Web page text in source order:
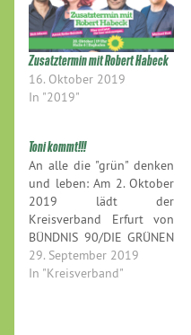
Zusatztermin mit Robert Habeck
16. Oktober 2019
In "2019"
Toni kommt!!!
An alle die "grün" denken
und leben: Am 2. Oktober
2019 lädt der
Kreisverband Erfurt von
BÜNDNIS 90/DIE GRÜNEN
von 16.00-17.00 Uhr zu
einer Buchlesung mit
29. September 2019
In "Kreisverband"